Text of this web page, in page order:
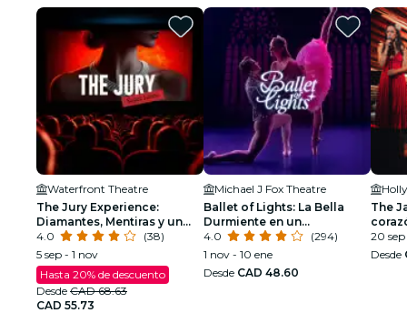
Waterfront Theatre
The Jury Experience:
Diamantes, Mentiras y un
Hombre Muerto
4.0
(38)
5 sep - 1 nov
Hasta 20% de descuento
Desde CAD 68.63
CAD 55.73
Michael J Fox Theatre
Ballet of Lights: La Bella
Durmiente en un
espectáculo deslumbrante
4.0
(294)
1 nov - 10 ene
Desde CAD 48.60
The
20 sep
Desde